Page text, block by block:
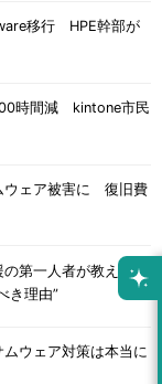
移行 HPE幹部が
時間減 kintone市民
ウェア被害に 復旧費
第一人者が教え
き理由”
ムウェア対策は本当に